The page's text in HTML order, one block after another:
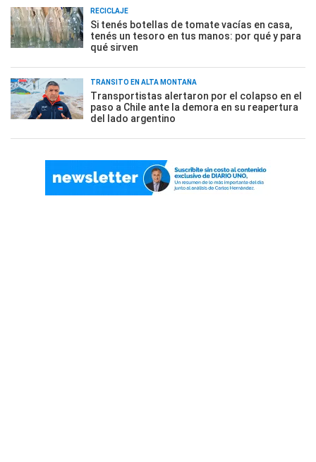
RECICLAJE
Si tenés botellas de tomate vacías en casa,
tenés un tesoro en tus manos: por qué y para
qué sirven
TRÁNSITO EN ALTA MONTAÑA
Transportistas alertaron por el colapso en el
paso a Chile ante la demora en su reapertura
del lado argentino